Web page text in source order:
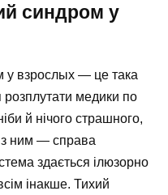
синдром у
у взрослых — це така
розплутати медики по
й нічого страшного,
з ним — справа
здається ілюзорно
інакше. Тихий